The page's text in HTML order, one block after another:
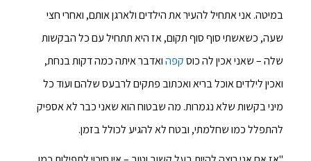
במיטה. אני אתחיל להעיר את הילדים ולארגן אותם, ואחרי חצי
שעה, כשאשתי סוף סוף תקום, אז היא תתחיל עם כל הבקשות
שלה – שאני אכין לה כוסקפהואדבר איתה כמה דקות בנחת,
ואכין לילדים אוכל בריא ואכתוב פתקים לרבעס שלהם ועוד כל
מיני בקשות שלא נגמרות. מה שבטוח הוא שאני כבר לא אספיק
להתפלל כמו שחלמתי, ובטח לא להגיע לכולל בזמן.